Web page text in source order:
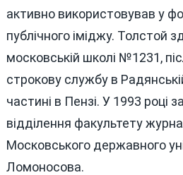
активно використовував у
публічного іміджу. Толстой
московській школі №1231,
строкову службу в
частині в Пензі. У 1993 році
відділення факультету
Московського державного
Ломоносова.